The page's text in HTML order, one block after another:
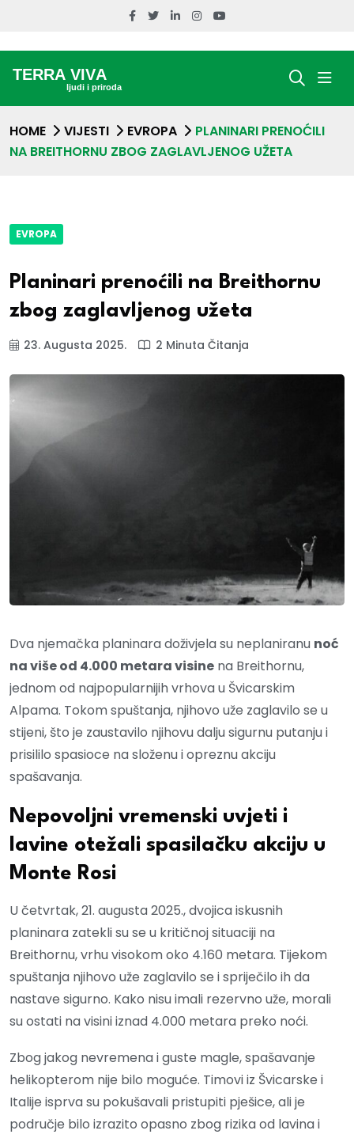
HOME VIJESTI EVROPA
PLANINARI PRENOĆILI
NA BREITHORNU ZBOG ZAGLAVLJENOG UŽETA
EVROPA
Planinari prenoćili na Breithornu
zbog zaglavljenog užeta
23. Augusta 2025. 2 Minuta Čitanja
Dva njemačka planinara doživjela su neplaniranu noć
na više od 4.000 metara visine na Breithornu,
jednom od najpopularnijih vrhova u Švicarskim
Alpama. Tokom spuštanja, njihovo uže zaglavilo se u
stijeni, što je zaustavilo njihovu dalju sigurnu putanju i
prisililo spasioce na složenu i opreznu akciju
spašavanja.
Nepovoljni vremenski uvjeti i
lavine otežali spasilačku akciju u
Monte Rosi
U četvrtak, 21. augusta 2025., dvojica iskusnih
planinara zatekli su se u kritičnoj situaciji na
Breithornu, vrhu visokom oko 4.160 metara. Tijekom
spuštanja njihovo uže zaglavilo se i spriječilo ih da
nastave sigurno. Kako nisu imali rezervno uže, morali
su ostati na visini iznad 4.000 metara preko noći.
Zbog jakog nevremena i guste magle, spašavanje
helikopterom nije bilo moguće. Timovi iz Švicarske i
Italije isprva su pokušavali pristupiti pješice, ali je
područje bilo izrazito opasno zbog rizika od lavina i